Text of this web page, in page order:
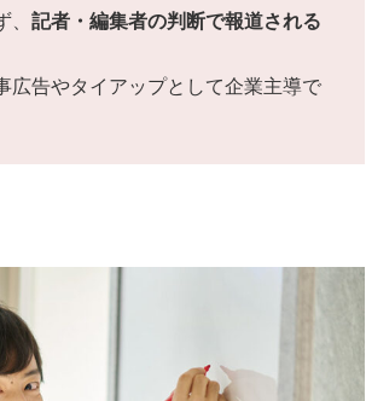
記者・編集者の判断で報道される
広告やタイアップとして企業主導で